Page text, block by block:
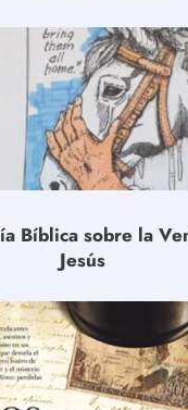
Bíblica sobre la
Jesús